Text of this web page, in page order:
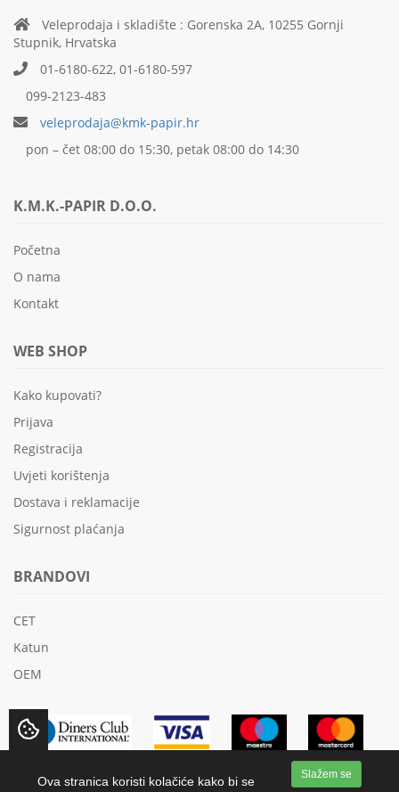
Veleprodaja i skladište : Gorenska 2A, 10255 Gornji
Stupnik, Hrvatska
01-6180-622, 01-6180-597
099-2123-483
veleprodaja@kmk-papir.hr
pon – čet 08:00 do 15:30, petak 08:00 do 14:30
K.M.K.-PAPIR D.O.O.
Početna
O nama
Kontakt
WEB SHOP
Kako kupovati?
Prijava
Registracija
Uvjeti korištenja
Dostava i reklamacije
Sigurnost plaćanja
BRANDOVI
CET
Katun
OEM
Ova stranica koristi kolačiće kako bi se Slažem se